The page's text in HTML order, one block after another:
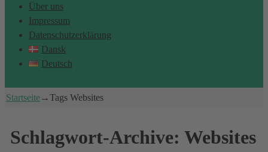
Über uns
Impressum
Datenschutzerklärung
Dansk
Deutsch
Startseite→TagsWebsites
Schlagwort-Archive: Websites